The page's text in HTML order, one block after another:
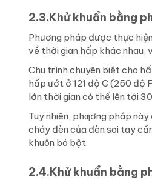
2.3.Khử khuẩn bằng
Phương pháp được thực
về thời gian hấp khác nhau,
Chu trình chuyên biệt cho
hấp ướt ở 121 độ C (250 độ
lớn thời gian có thể lên tới
Tuy nhiên, phƣơng pháp
cháy đèn của đèn soi tay
khuôn bó bột.
2.4.Khử khuẩn bằng